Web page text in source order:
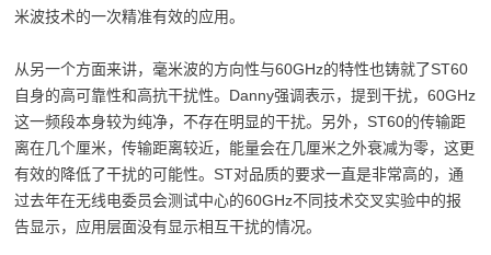
米波技术的一次精准有效的应用。
从另一个方面来讲，毫米波的方向性与60GHz的特性也铸就了ST60
自身的高可靠性和高抗干扰性。Danny强调表示，提到干扰，60GHz
这一频段本身较为纯净，不存在明显的干扰。另外，ST60的传输距
离在几个厘米，传输距离较近，能量会在几厘米之外衰减为零，这更
有效的降低了干扰的可能性。ST对品质的要求一直是非常高的，通
过去年在无线电委员会测试中心的60GHz不同技术交叉实验中的报
告显示，应用层面没有显示相互干扰的情况。